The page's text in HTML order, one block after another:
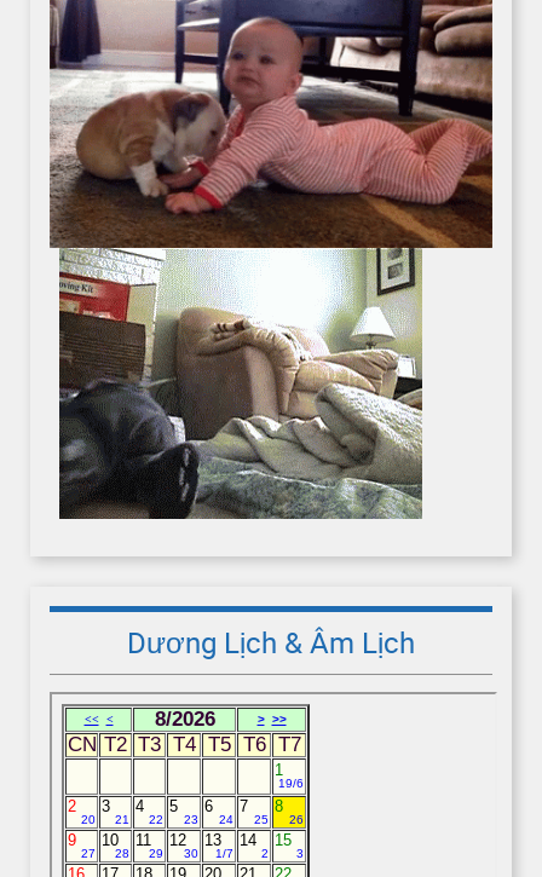
Dương Lịch & Âm Lịch